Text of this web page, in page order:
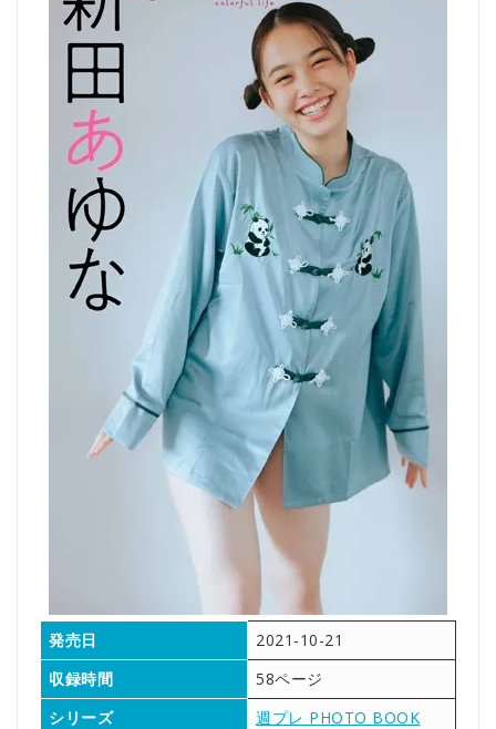
発売日
2021-10-21
収録時間
58ページ
シリーズ
週プレ PHOTO BOOK